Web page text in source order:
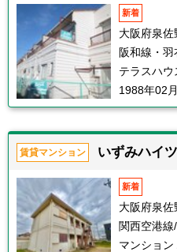
新着
大阪府泉佐
阪和線・
テラスハ
1988年02
賃貸マンション いずみハイツ
新着
大阪府泉佐
関西空港
マンション